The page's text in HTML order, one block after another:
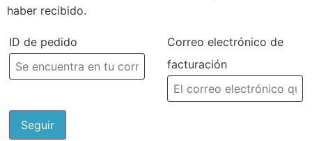
haber recibido.
ID de pedido
Correo electrónico de
facturación
Seguir